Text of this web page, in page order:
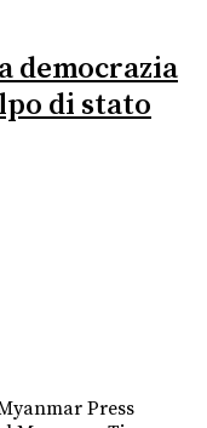
democrazia
di stato
Press